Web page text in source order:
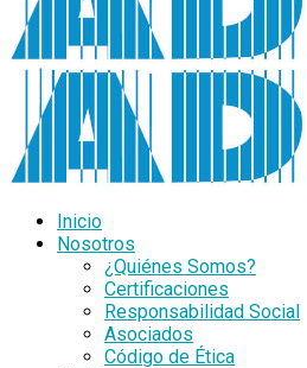
Inicio
Nosotros
¿Quiénes Somos?
Certificaciones
Responsabilidad Social
Asociados
Código de Ética